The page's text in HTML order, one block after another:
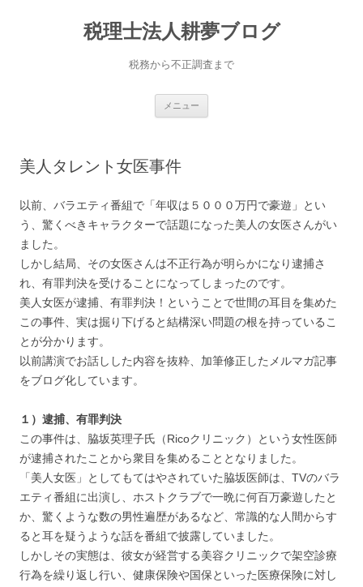
税理士法人耕夢ブログ
税務から不正調査まで
メニュー
美人タレント女医事件
以前、バラエティ番組で「年収は５０００万円で豪遊」とい
う、驚くべきキャラクターで話題になった美人の女医さんがい
ました。
しかし結局、その女医さんは不正行為が明らかになり逮捕さ
れ、有罪判決を受けることになってしまったのです。
美人女医が逮捕、有罪判決！ということで世間の耳目を集めた
この事件、実は掘り下げると結構深い問題の根を持っているこ
とが分かります。
以前講演でお話しした内容を抜粋、加筆修正したメルマガ記事
をブログ化しています。
１）逮捕、有罪判決
この事件は、脇坂英理子氏（Ricoクリニック）という女性医師
が逮捕されたことから衆目を集めることとなりました。
「美人女医」としてもてはやされていた脇坂医師は、TVのバラ
エティ番組に出演し、ホストクラブで一晩に何百万豪遊したと
か、驚くような数の男性遍歴があるなど、常識的な人間からす
ると耳を疑うような話を番組で披露していました。
しかしその実態は、彼女が経営する美容クリニックで架空診療
行為を繰り返し行い、健康保険や国保といった医療保険に対し